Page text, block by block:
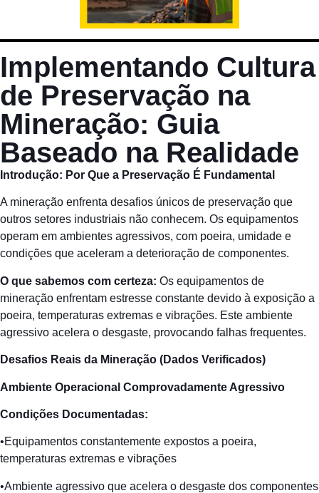
Implementando Cultura
de Preservação na
Mineração: Guia
Baseado na Realidade
Introdução: Por Que a Preservação É Fundamental
A mineração enfrenta desafios únicos de preservação que
outros setores industriais não conhecem. Os equipamentos
operam em ambientes agressivos, com poeira, umidade e
condições que aceleram a deterioração de componentes.
O que sabemos com certeza: Os equipamentos de
mineração enfrentam estresse constante devido à exposição a
poeira, temperaturas extremas e vibrações. Este ambiente
agressivo acelera o desgaste, provocando falhas frequentes.
Desafios Reais da Mineração (Dados Verificados)
Ambiente Operacional Comprovadamente Agressivo
Condições Documentadas:
•Equipamentos constantemente expostos a poeira,
temperaturas extremas e vibrações
•Ambiente agressivo que acelera o desgaste dos componentes